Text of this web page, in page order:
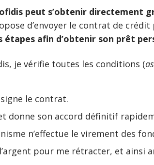
peut s’obtenir directement
d’envoyer le contrat de
étapes afin d’obtenir son prêt
je vérifie toutes les conditions (
le contrat.
donne son accord définitif
n’effectue le virement des
pour me rétracter, et ainsi